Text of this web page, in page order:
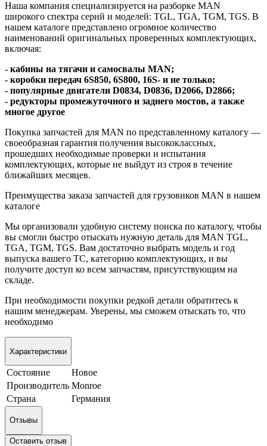
Наша компания специализируется на разборке MAN
широкого спектра серий и моделей: TGL, TGA, TGM, TGS. В
нашем каталоге представлено огромное количество
наименований оригинальных проверенных комплектующих,
включая:
- кабины на тягачи и самосвалы MAN;
- коробки передач 6S850, 6S800, 16S- и не только;
- популярные двигатели D0834, D0836, D2066, D2866;
- редукторы промежуточного и заднего мостов, а также
многое другое
Покупка запчастей для MAN по представленному каталогу —
своеобразная гарантия получения высококлассных,
прошедших необходимые проверки и испытания
комплектующих, которые не выйдут из строя в течение
ближайших месяцев.
Преимущества заказа запчастей для грузовиков MAN в нашем
каталоге
Мы организовали удобную систему поиска по каталогу, чтобы
вы смогли быстро отыскать нужную деталь для MAN TGL,
TGA, TGM, TGS. Вам достаточно выбрать модель и год
выпуска вашего ТС, категорию комплектующих, и вы
получите доступ ко всем запчастям, присутствующим на
складе.
При необходимости покупки редкой детали обратитесь к
нашим менеджерам. Уверены, мы сможем отыскать то, что
необходимо
Характеристики
Состояние
Новое
Производитель Monroe
Страна
Германия
Отзывы
Оставить отзыв